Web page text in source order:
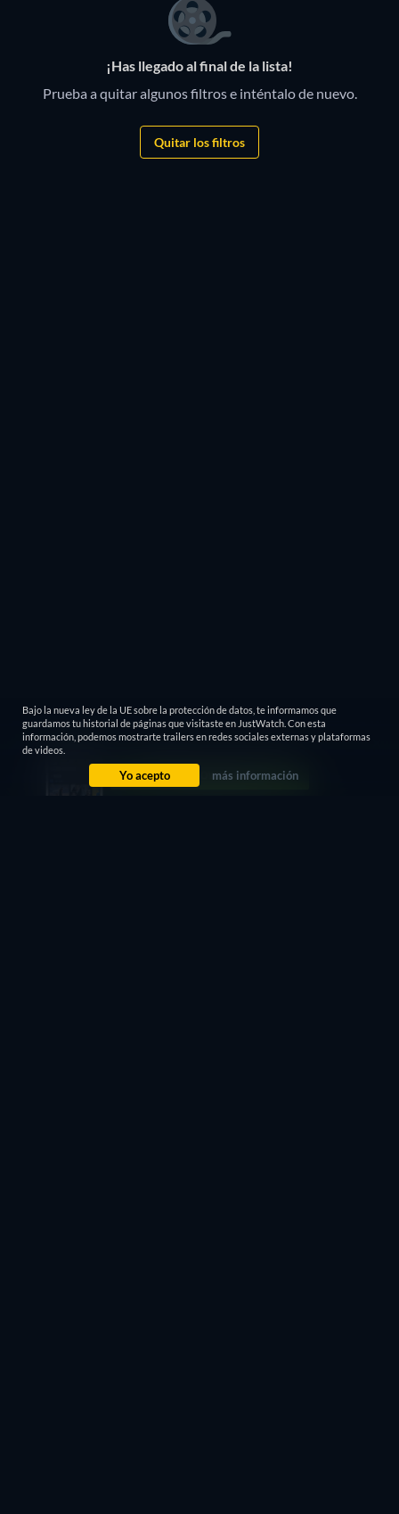
¡Has llegado al final de la lista!
Prueba a quitar algunos filtros e inténtalo de nuevo.
Quitar los filtros
Bajo la nueva ley de la UE sobre la protección de datos, te informamos que
guardamos tu historial de páginas que visitaste en JustWatch. Con esta
información, podemos mostrarte trailers en redes sociales externas y plataformas
de videos.
Yo acepto más información